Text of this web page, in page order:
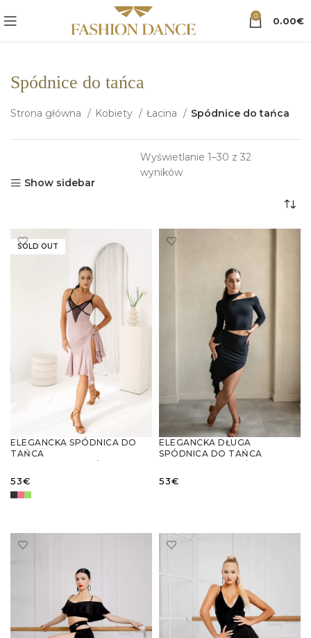
0 0.00€
Spódnice do tańca
Strona główna Kobiety Łacina Spódnice do tańca
Show sidebar
Wyświetlanie 1–30 z 32
wynikówPosortowane
SOLD OUT
ELEGANCKA SPÓDNICA DO
TAŃCA
WYSOKIM ROZCIĘCIEM
53€
ELEGANCKA DŁUGA
SPÓDNICA DO TAŃCA
FALBANĄ
53€